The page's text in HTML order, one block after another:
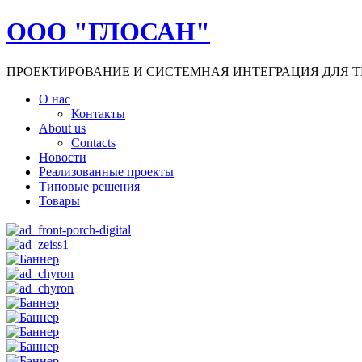
ООО "ГЛОСАН"
ПРОЕКТИРОВАНИЕ И СИСТЕМНАЯ ИНТЕГРАЦИЯ ДЛЯ
О нас
Контакты
About us
Contacts
Новости
Реализованные проекты
Типовые решения
Товары